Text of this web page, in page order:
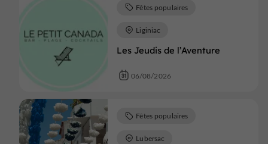
Les Jeudis de l’Aventure
Fêtes populaires
Liginiac
06/08/2026
Fêtes populaires
Lubersac